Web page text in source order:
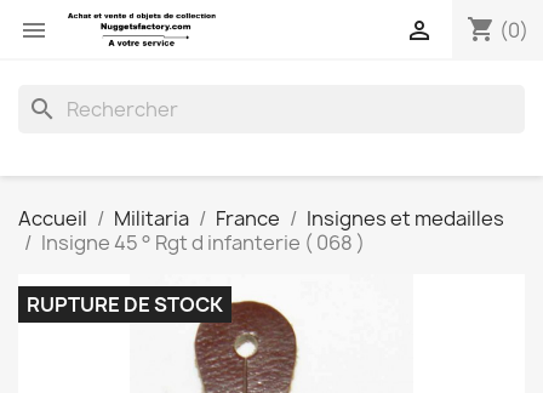
 shopping_cart (0)

search
Accueil Militaria France
Insignes et medailles
Insigne 45 ° Rgt d infanterie ( 068 )
RUPTURE DE STOCK